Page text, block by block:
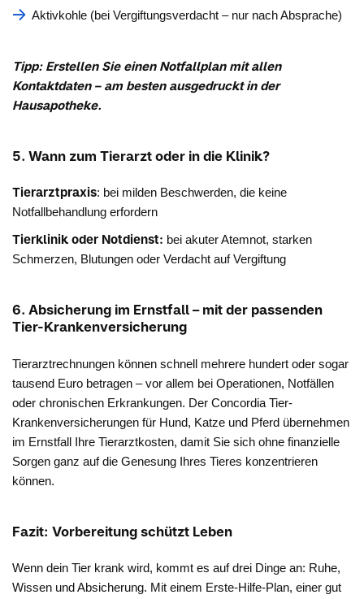
Aktivkohle (bei Vergiftungsverdacht – nur nach Absprache)
Tipp: Erstellen Sie einen Notfallplan mit allen
Kontaktdaten – am besten ausgedruckt in der
Hausapotheke.
5. Wann zum Tierarzt oder in die Klinik?
Tierarztpraxis: bei milden Beschwerden, die keine
Notfallbehandlung erfordern
Tierklinik oder Notdienst: bei akuter Atemnot, starken
Schmerzen, Blutungen oder Verdacht auf Vergiftung
6. Absicherung im Ernstfall – mit der passenden
Tier-Krankenversicherung
Tierarztrechnungen können schnell mehrere hundert oder sogar
tausend Euro betragen – vor allem bei Operationen, Notfällen
oder chronischen Erkrankungen. Der Concordia Tier-
Krankenversicherungen für Hund, Katze und Pferd übernehmen
im Ernstfall Ihre Tierarztkosten, damit Sie sich ohne finanzielle
Sorgen ganz auf die Genesung Ihres Tieres konzentrieren
können.
Fazit: Vorbereitung schützt Leben
Wenn dein Tier krank wird, kommt es auf drei Dinge an: Ruhe,
Wissen und Absicherung. Mit einem Erste-Hilfe-Plan, einer gut